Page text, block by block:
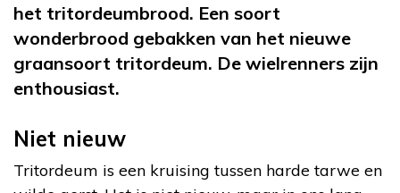
het tritordeumbrood. Een soort
wonderbrood gebakken van het nieuwe
graansoort tritordeum. De wielrenners zijn
enthousiast.
Niet nieuw
Tritordeum is een kruising tussen harde tarwe en